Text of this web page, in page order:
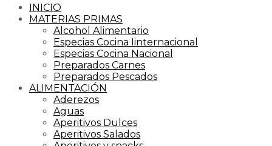
INICIO
MATERIAS PRIMAS
Alcohol Alimentario
Especias Cocina Iinternacional
Especias Cocina Nacional
Preparados Carnes
Preparados Pescados
ALIMENTACIÓN
Aderezos
Aguas
Aperitivos Dulces
Aperitivos Salados